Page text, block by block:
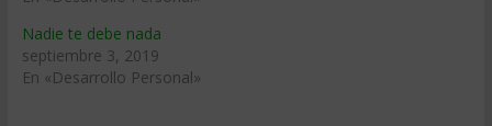
Nadie te debe nada
septiembre 3, 2019
En «Desarrollo Personal»